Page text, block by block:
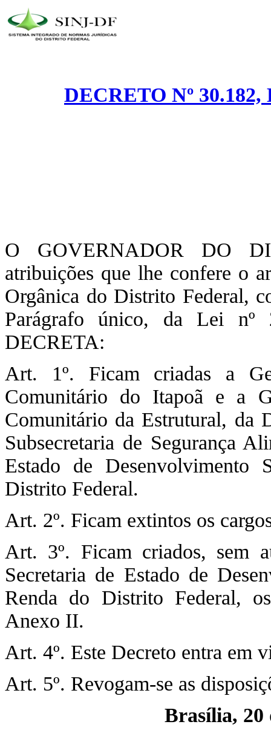
DECRETO Nº
O GOVERNADOR DO
atribuições que lhe confere o
Orgânica do Distrito Federal,
Parágrafo único, da Lei
DECRETA:
Art. 1º. Ficam criadas a
Comunitário do Itapoã e a
Comunitário da Estrutural, da
Subsecretaria de Segurança
Estado de Desenvolvimento
Distrito Federal.
Art. 2º. Ficam extintos os
Art. 3º. Ficam criados, sem
Secretaria de Estado de
Renda do Distrito Federal,
Anexo II.
Art. 4º. Este Decreto entra em
Art. 5º. Revogam-se as
Brasília, 20